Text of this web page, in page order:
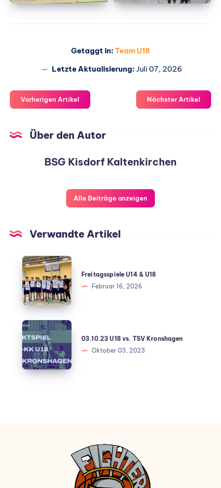
Getaggt in: Team U18
Letzte Aktualisierung: Juli 07, 2026
Vorherigen Artikel Nächster Artikel
Über den Autor
BSG Kisdorf Kaltenkirchen
Alle Beiträge anzeigen
Verwandte Artikel
Freitagsspiele U14 & U18
Februar 16, 2026
03.10.23 U18 vs. TSV Kronshagen
Oktober 03, 2023